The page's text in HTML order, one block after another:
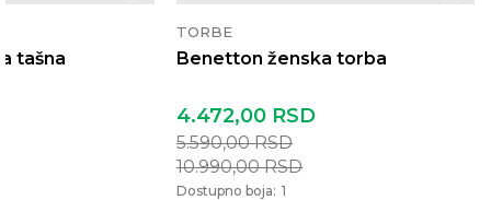
tašna
TORBE
Benetton ženska torba
4.472,00 RSD
5.590,00RSD
10.990,00RSD
Dostupno boja: 1